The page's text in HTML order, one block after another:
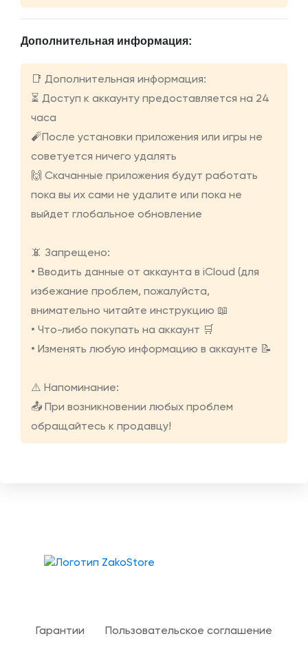
Дополнительная информация:
📑 Дополнительная информация:
⏳ Доступ к аккаунту предоставляется на 24
часа
🧨После установки приложения или игры не
советуется ничего удалять
🙌 Скачанные приложения будут работать
пока вы их сами не удалите или пока не
выйдет глобальное обновление
📵 Запрещено:
• Вводить данные от аккаунта в iCloud (для
избежание проблем, пожалуйста,
внимательно читайте инструкцию 📖
• Что-либо покупать на аккаунт 🛒
• Изменять любую информацию в аккаунте 📝
⚠️ Напоминание:
📤 При возникновении любых проблем
обращайтесь к продавцу!
Гарантии Пользовательское соглашение